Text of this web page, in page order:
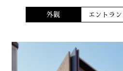
外観 エントラン